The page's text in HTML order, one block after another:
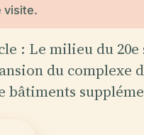
visite.
: Le milieu du
du complexe
bâtiments